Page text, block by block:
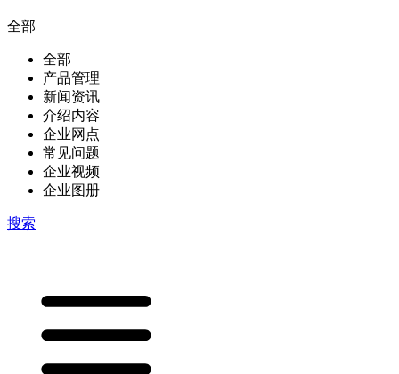
全部
全部
产品管理
新闻资讯
介绍内容
企业网点
常见问题
企业视频
企业图册
搜索